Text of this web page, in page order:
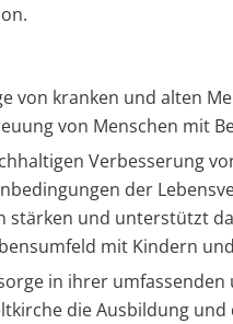
von kranken und alten
von Menschen mit
Verbesserung
der
stärken und unterstützt
mit Kindern
in ihrer
die Ausbildung